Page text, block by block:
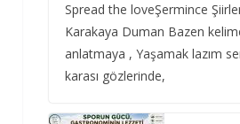
Spread the loveŞermince
Karakaya Duman Bazen
anlatmaya , Yaşamak lazım
karası gözlerinde,